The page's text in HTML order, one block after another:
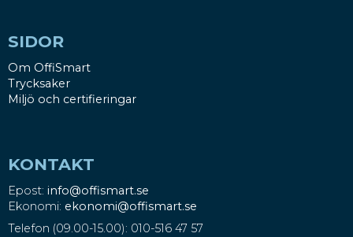
SIDOR
Om OffiSmart
Trycksaker
Miljö och certifieringar
KONTAKT
Epost: info@offismart.se
Ekonomi: ekonomi@offismart.se
Telefon (09.00-15.00): 010-516 47 57